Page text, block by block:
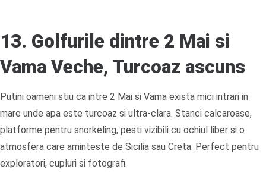
13. Golfurile dintre 2 Mai si
Vama Veche, Turcoaz ascuns
Putini oameni stiu ca intre 2 Mai si Vama exista mici intrari in
mare unde apa este turcoaz si ultra-clara. Stanci calcaroase,
platforme pentru snorkeling, pesti vizibili cu ochiul liber si o
atmosfera care aminteste de Sicilia sau Creta. Perfect pentru
exploratori, cupluri si fotografi.